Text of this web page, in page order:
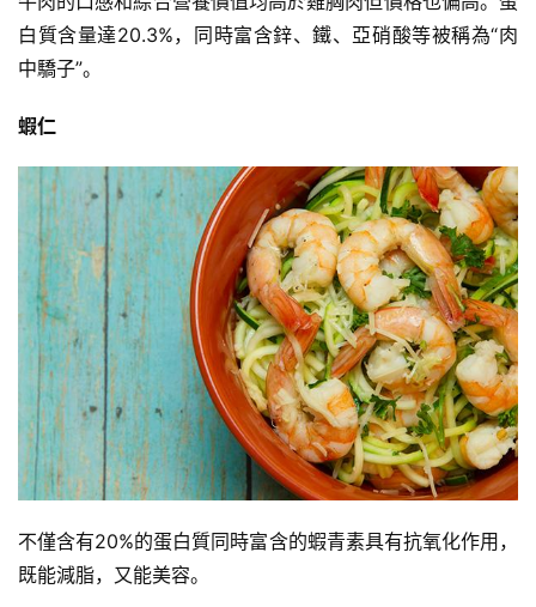
白質含量達20.3%，同時富含鋅、鐵、亞硝酸等被稱為“肉
中驕子”。
蝦仁
不僅含有20%的蛋白質同時富含的蝦青素具有抗氧化作用，
既能減脂，又能美容。